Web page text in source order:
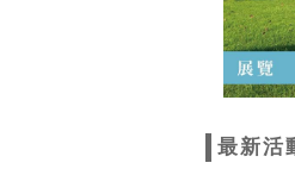
最新活